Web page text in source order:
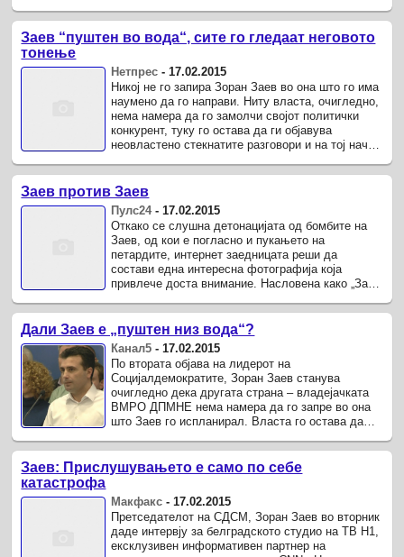
Заев “пуштен во вода“, сите го гледаат неговото
тонење
Нетпрес -17.02.2015
Никој не го запира Зоран Заев во она што го има
наумено да го направи. Ниту власта, очигледно,
нема намера да го замолчи својот политички
конкурент, туку го остава да ги објавува
неовластено стекнатите разговори и на тој начин
Заев против Заев
Пулс24- 17.02.2015
Откако се слушна детонацијата од бомбите на
Заев, од кои е погласно и пукањето на
петардите, интернет заедницата реши да
состави една интересна фотографија која
привлече доста внимание. Насловена како „Заев
Дали Заев е „пуштен низ вода“?
Канал5 - 17.02.2015
По втората објава на лидерот на
Социјалдемократите, Зоран Заев станува
очигледно дека другата страна – владејачката
ВМРО ДПМНЕ нема намера да го запре во она
што Заев го испланирал. Власта го остава да
...
Заев: Прислушувањето е само по себе
катастрофа
Макфакс - 17.02.2015
Претседателот на СДСМ, Зоран Заев во вторник
даде интервју за белградското студио на ТВ Н1,
ексклузивен информативен партнер на